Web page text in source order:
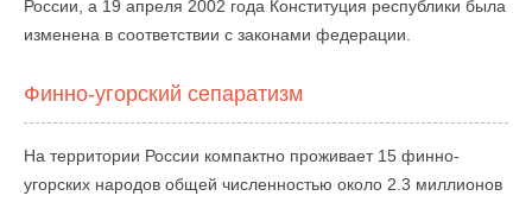
России, а 19 апреля 2002 года Конституция республики была
изменена в соответствии с законами федерации.
Финно-угорский сепаратизм
На территории России компактно проживает 15 финно-
угорских народов общей численностью около 2.3 миллионов